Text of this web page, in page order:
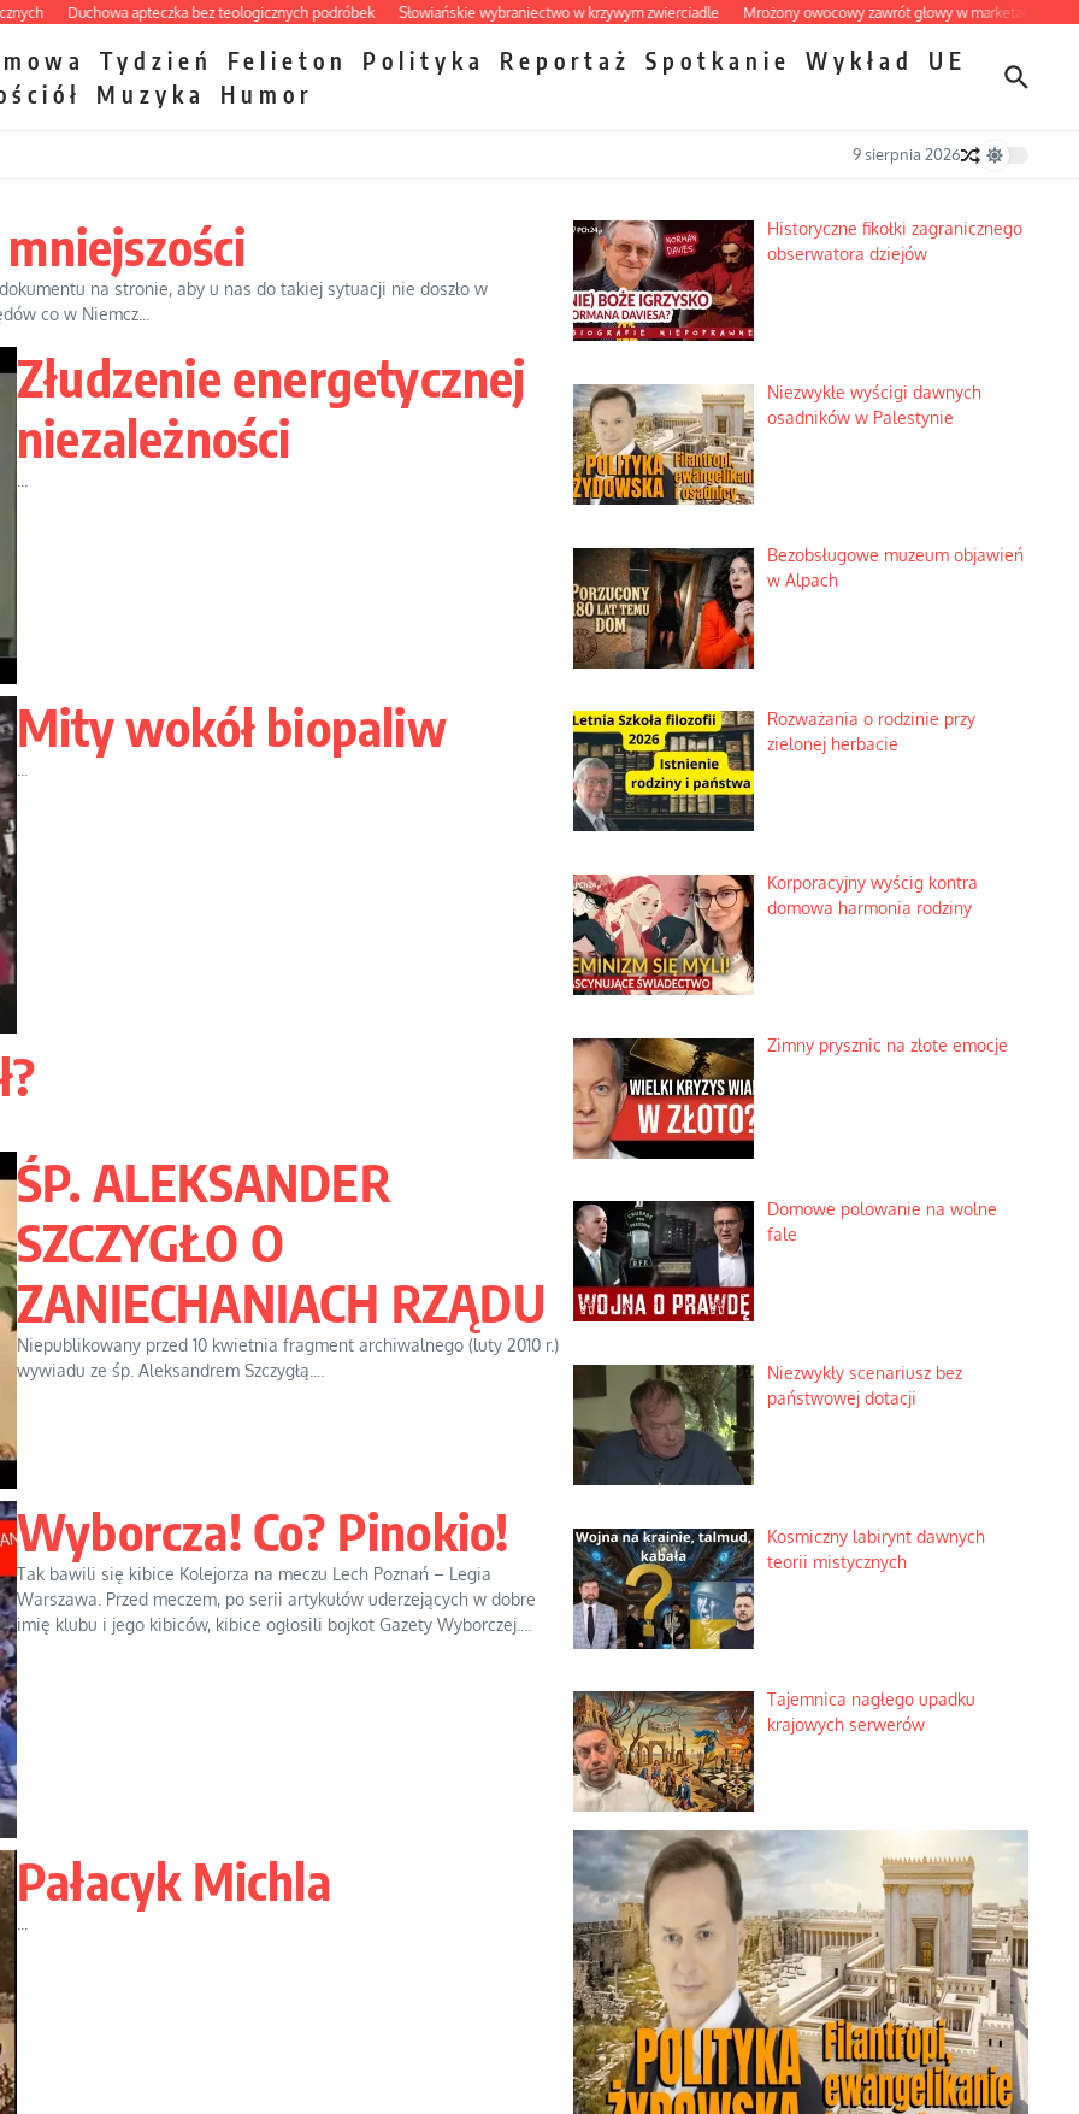
Duchowa apteczka bez teologicznych podróbek Słowiańskie wybraniectwo w krzywym zwierciadle Mrożony owocowy zawrót głowy w marketach
Tydzień Felieton Polityka Reportaż Spotkanie Wykład
UE
Muzyka Humor
9 sierpnia 2026
na stronie, aby u nas do takiej sytuacji nie doszło w
co w Niemcz...
Złudzenie energetycznej
niezależności
Mity wokół biopaliw
ŚP. ALEKSANDER
SZCZYGŁO O
ZANIECHANIACH RZĄDU
Niepublikowany przed 10 kwietnia fragment archiwalnego (luty 2010 r.)
wywiadu ze śp. Aleksandrem Szczygłą....
Wyborcza! Co? Pinokio!
Tak bawili się kibice Kolejorza na meczu Lech Poznań – Legia
Warszawa. Przed meczem, po serii artykułów uderzejących w dobre
imię klubu i jego kibiców, kibice ogłosili bojkot Gazety Wyborczej....
Pałacyk Michla
Historyczne fikołki zagranicznego
obserwatora dziejów
Niezwykłe wyścigi dawnych
osadników w Palestynie
Bezobsługowe muzeum objawień
w Alpach
Rozważania o rodzinie przy
zielonej herbacie
Korporacyjny wyścig kontra
domowa harmonia rodziny
Zimny prysznic na złote emocje
Domowe polowanie na wolne
fale
Niezwykły scenariusz bez
państwowej dotacji
Kosmiczny labirynt dawnych
teorii mistycznych
Tajemnica nagłego upadku
krajowych serwerów